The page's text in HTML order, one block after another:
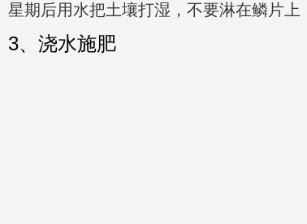
星期后用水把土壤打湿，不要淋在鳞片上
3、浇水施肥